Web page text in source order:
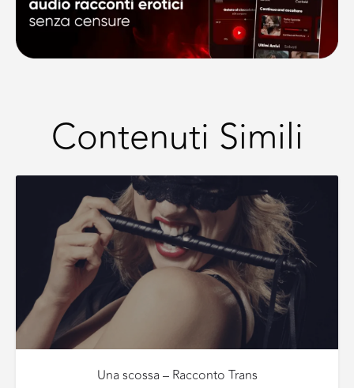
Contenuti Simili
Una scossa – Racconto Trans